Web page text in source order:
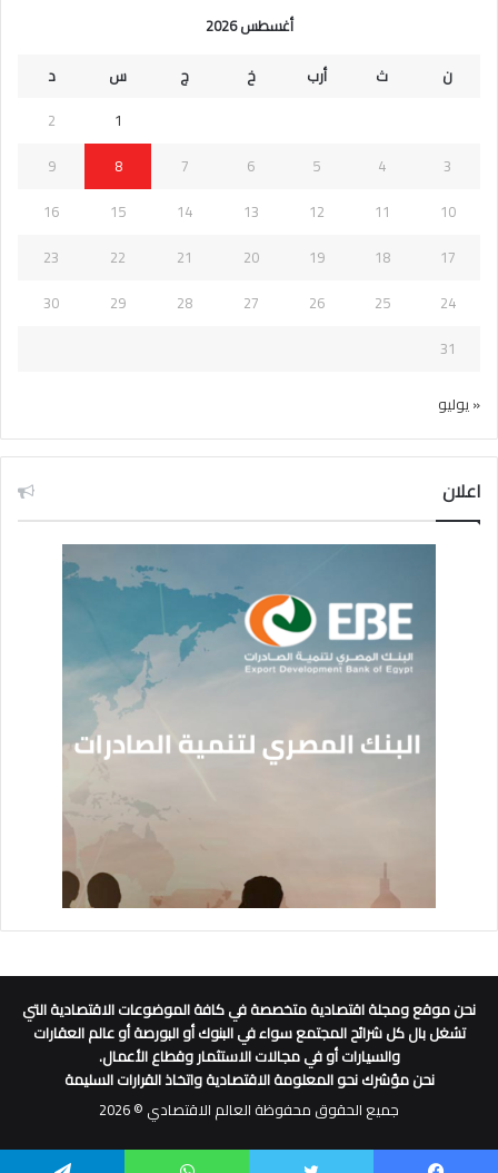
أغسطس 2026
ن
ث أرب خ ج س
د
1
2
3
4
5
6
7
8
9
10
11
12
13
14
15
16
17
18
19
20
21
22
23
24
25
26
27
28
29
30
31
« يوليو
اعلان
نحن موقع ومجلة اقتصادية متخصصة في كافة الموضوعات الاقتصادية التي
تشغل بال كل شرائح المجتمع سواء في البنوك أو البورصة أو عالم العقارات
والسيارات أو في مجالات الاستثمار وقطاع الأعمال.
نحن مؤشرك نحو المعلومة الاقتصادية واتخاذ القرارات السليمة
جميع الحقوق محفوظة العالم الاقتصادي © 2026